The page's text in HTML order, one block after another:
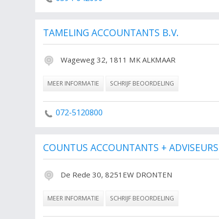
TAMELING ACCOUNTANTS B.V.
Wageweg 32, 1811 MK ALKMAAR
MEER INFORMATIE SCHRIJF BEOORDELING
072-5120800
COUNTUS ACCOUNTANTS +
De Rede 30, 8251EW DRONTEN
MEER INFORMATIE SCHRIJF BEOORDELING